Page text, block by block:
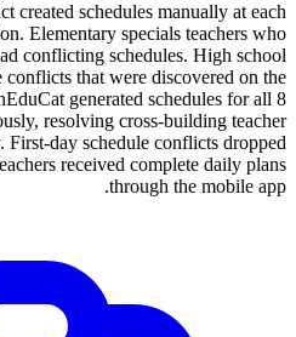
created schedules manually at each
Elementary specials teachers who
conflicting schedules. High school
conflicts that were discovered on the
generated schedules for all 8
resolving cross-building teacher
First-day schedule conflicts dropped
received complete daily plans
through the mobile app.